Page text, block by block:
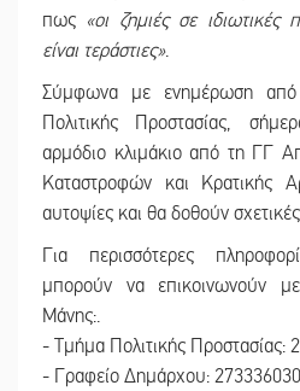
πως «οι ζημιές σε ιδιωτικές
είναι τεράστιες».
Σύμφωνα με ενημέρωση από
Πολιτικής Προστασίας,
αρμόδιο κλιμάκιο από τη ΓΓ
Καταστροφών και Κρατικής
αυτοψίες και θα δοθούν
Για περισσότερες
μπορούν να επικοινωνούν
Μάνης:.
- Τμήμα Πολιτικής Προστασίας:
- Γραφείο Δημάρχου: